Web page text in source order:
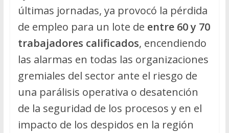
últimas jornadas, ya provocó la pérdida
de empleo para un lote de entre 60 y 70
trabajadores calificados, encendiendo
las alarmas en todas las organizaciones
gremiales del sector ante el riesgo de
una parálisis operativa o desatención
de la seguridad de los procesos y en el
impacto de los despidos en la región